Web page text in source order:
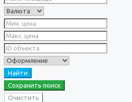
Найти
Сохранить поиск
Очистить